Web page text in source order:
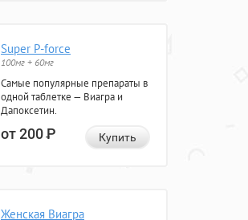
Super P-force
100мг + 60мг
Самые популярные препараты в
одной таблетке — Виагра и
Дапоксетин.
от 200Р Купить
Женская Виагра